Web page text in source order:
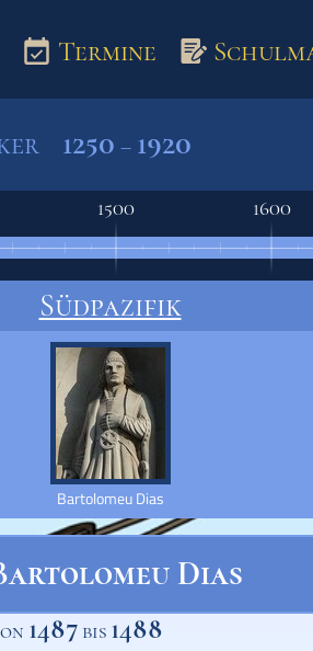
Termine
1250 – 1920
1500 1600
Südpazifik
Bartolomeu Dias
Dias
1487 bis 1488